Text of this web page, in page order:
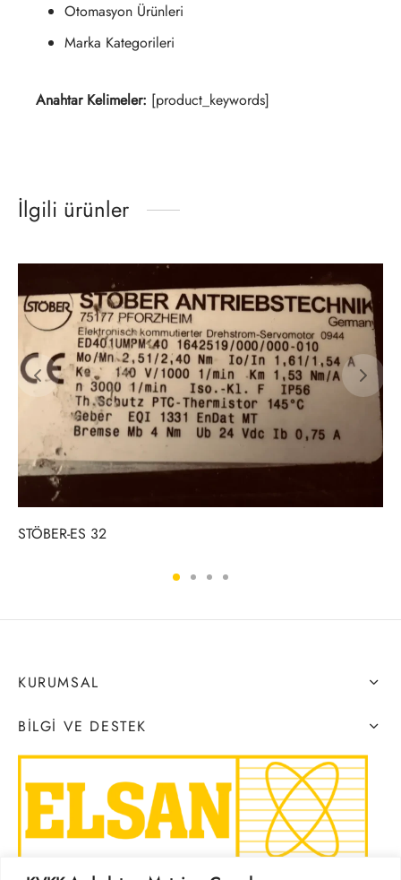
Otomasyon Ürünleri
Marka Kategorileri
Anahtar Kelimeler: [product_keywords]
İlgili ürünler
STÖBER-ES 32
KURUMSAL
BILGI VE DESTEK